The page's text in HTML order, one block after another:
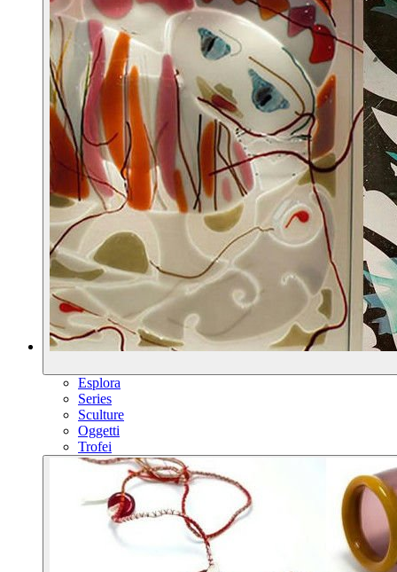
Esplora
Series
Sculture
Oggetti
Trofei